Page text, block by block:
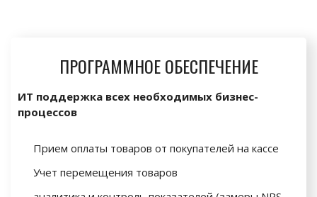
ПРОГРАММНОЕ ОБЕСПЕЧЕНИЕ
ИТ поддержка всех необходимых бизнес-
процессов
Прием оплаты товаров от покупателей на кассе
Учет перемещения товаров